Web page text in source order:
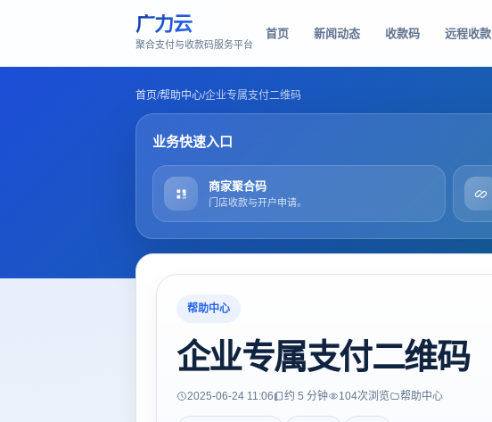
广力云
聚合支付与收款码服务平台
首页 新闻动态 收款码 远程收款
首页/帮助中心/企业专属支付二维码
业务快速入口
商家聚合码
门店收款与开户申请。
帮助中心
企业专属支付二维码
2025-06-24 11:06 约 5 分钟 104次浏览 帮助中心